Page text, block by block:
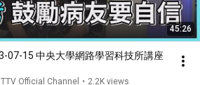
45:26
07-15 中央大學網路學習科技所講座
Official Channel • 2.2K views